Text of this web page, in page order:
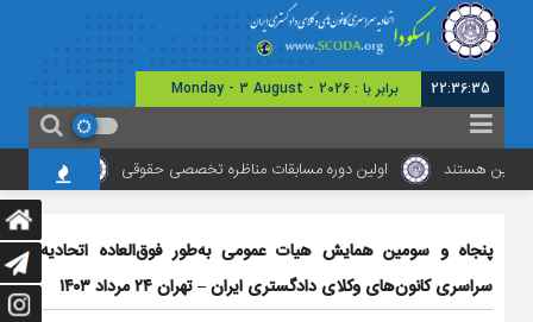
22:36:35 برابر با : Monday - 3 August - 2026
هستند اولین دوره مسابقات مناظره تخصصی حقوقی برگزاری
پنجاه و سومین همایش هیات عمومی به‌طور فوق‌العاده اتحادیه
سراسری کانون‌های وکلای دادگستری ایران – تهران ۲۴ مرداد ۱۴۰۳